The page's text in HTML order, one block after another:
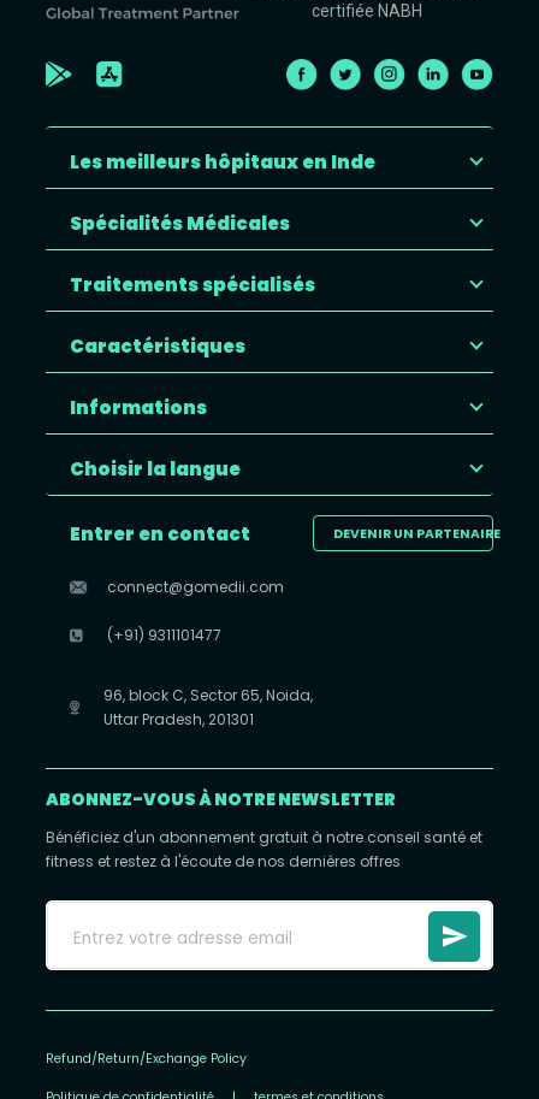
certifiée NABH
Les meilleurs hôpitaux en Inde
Spécialités Médicales
Traitements spécialisés
Caractéristiques
Informations
Choisir la langue
DEVENIR UN PARTENAIRE
Entrer en contact
connect@gomedii.com
(+91) 9311101477
96, block C, Sector 65, Noida,
Uttar Pradesh, 201301
ABONNEZ-VOUS À NOTRE NEWSLETTER
Bénéficiez d'un abonnement gratuit à notre conseil santé et
fitness et restez à l'écoute de nos dernières offres
Refund/Return/Exchange Policy